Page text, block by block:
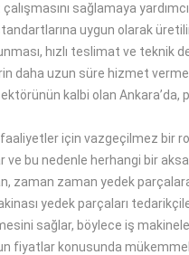
sağlamaya yardımcı
uygun olarak
hızlı teslimat ve
daha uzun süre hizmet
kalbi olan
için vazgeçilmez bir
bu nedenle herhangi bir
zaman zaman yedek
yedek parçaları
sağlar, böylece iş
fiyatlar konusunda